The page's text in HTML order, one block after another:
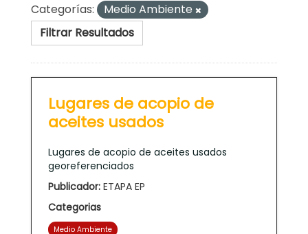
Categorías:
Medio Ambiente
Filtrar Resultados
Lugares de acopio de
aceites usados
Lugares de acopio de aceites usados
georeferenciados
Publicador: ETAPA EP
Categorias
Medio Ambiente